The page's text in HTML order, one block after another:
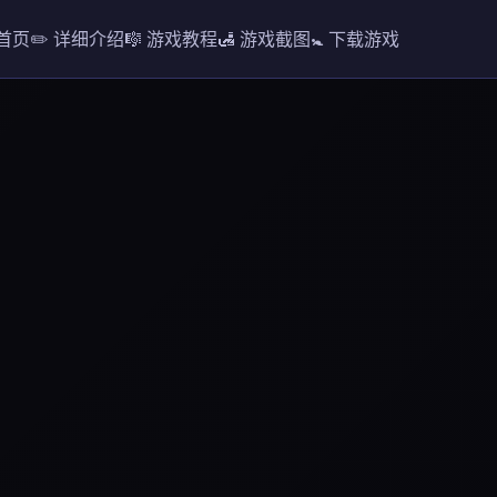
页✏️ 详细介绍🎼 游戏教程🛃 游戏截图🚼 下载游戏